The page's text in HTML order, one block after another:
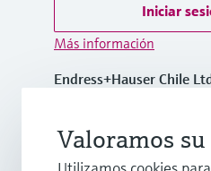
Iniciar
Más información
Endress+Hauser Chile
(56 2) 2398 9100
Valoramos